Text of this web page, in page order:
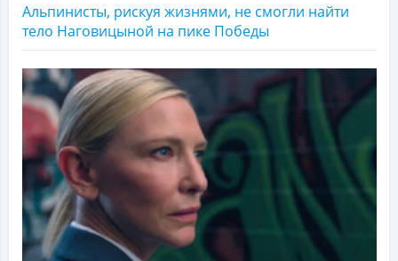
Альпинисты, рискуя жизнями, не смогли найти
тело Наговицыной на пике Победы